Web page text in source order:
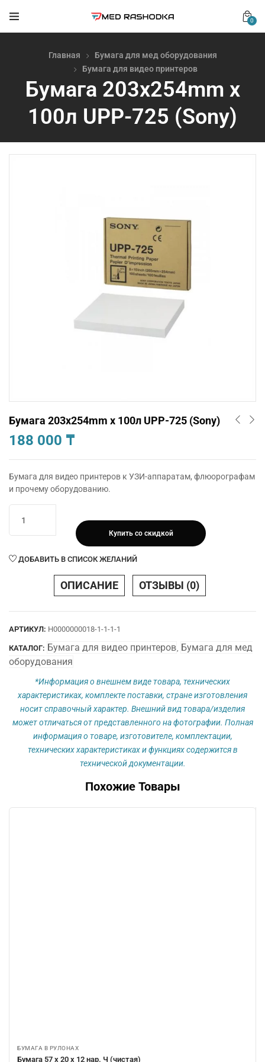
0
Главная
Бумага для мед оборудования
Бумага для видео принтеров
Бумага 203x254mm x
100л UPP-725 (Sony)
Бумага 203x254mm x 100л UPP-725 (Sony)
188 000 ₸
Бумага для видео принтеров к УЗИ-аппаратам, флюорографам
и прочему оборудованию.
товара
Бумага
x
Купить со скидкой
ДОБАВИТЬ В СПИСОК ЖЕЛАНИЙ
ОПИСАНИЕ ОТЗЫВЫ (0)
АРТИКУЛ: Н0000000018-1-1-1-1
КАТАЛОГ: Бумага для видео принтеров, Бумага для мед
оборудования
*Информация о внешнем виде товара, технических
характеристиках, комплекте поставки, стране изготовления
носит справочный характер. Внешний вид товара/изделия
может отличаться от представленного на фотографии. Полная
информация о товаре, изготовителе, комплектации,
технических характеристиках и функциях содержится в
технической документации.
Похожие Товары
БУМАГА В РУЛОНАХ
Бумага 57 х 20 х 12 нар. Ч (чистая)